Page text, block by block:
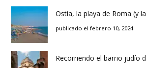
Ostia, la playa de Roma (y
publicado el febrero 10, 2024
Recorriendo el barrio judío